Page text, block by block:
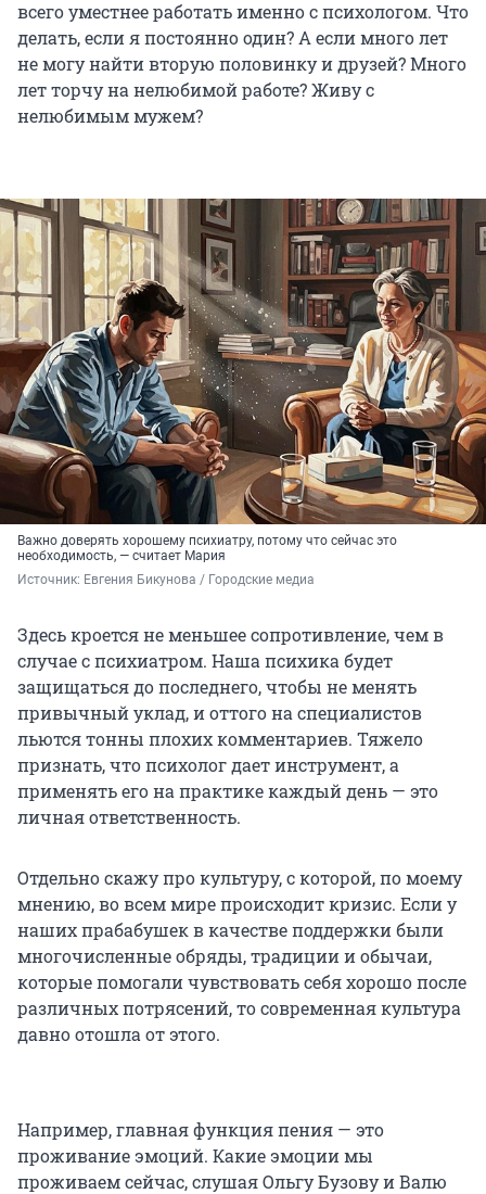
всего уместнее работать именно с психологом. Что
делать, если я постоянно один? А если много лет
не могу найти вторую половинку и друзей? Много
лет торчу на нелюбимой работе? Живу с
нелюбимым мужем?
Важно доверять хорошему психиатру, потому что сейчас это
необходимость, — считает Мария
Источник: Евгения Бикунова / Городские медиа
Здесь кроется не меньшее сопротивление, чем в
случае с психиатром. Наша психика будет
защищаться до последнего, чтобы не менять
привычный уклад, и оттого на специалистов
льются тонны плохих комментариев. Тяжело
признать, что психолог дает инструмент, а
применять его на практике каждый день — это
личная ответственность.
Отдельно скажу про культуру, с которой, по моему
мнению, во всем мире происходит кризис. Если у
наших прабабушек в качестве поддержки были
многочисленные обряды, традиции и обычаи,
которые помогали чувствовать себя хорошо после
различных потрясений, то современная культура
давно отошла от этого.
Например, главная функция пения — это
проживание эмоций. Какие эмоции мы
проживаем сейчас, слушая Ольгу Бузову и Валю